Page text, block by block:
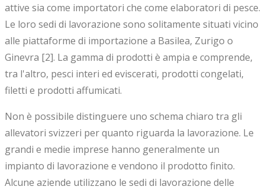
attive sia come importatori che come elaboratori di pesce.
Le loro sedi di lavorazione sono solitamente situati vicino
alle piattaforme di importazione a Basilea, Zurigo o
Ginevra [2]. La gamma di prodotti è ampia e comprende,
tra l'altro, pesci interi ed eviscerati, prodotti congelati,
filetti e prodotti affumicati.
Non è possibile distinguere uno schema chiaro tra gli
allevatori svizzeri per quanto riguarda la lavorazione. Le
grandi e medie imprese hanno generalmente un
impianto di lavorazione e vendono il prodotto finito.
Alcune aziende utilizzano le sedi di lavorazione delle